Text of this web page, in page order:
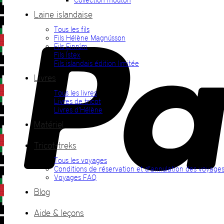
Laine islandaise
Tous les fils
Fils Hélène Magnússon
Fils Einrúm
Fils Ístex
Fils islandais édition limitée
Livres
Tous les livres
Livres de tricot
Livres d’Hélène
Matériel
Tricot-treks
Tous les voyages
Conditions de réservation et d’annulation des voyages
Voyages FAQ
Blog
Aide & leçons